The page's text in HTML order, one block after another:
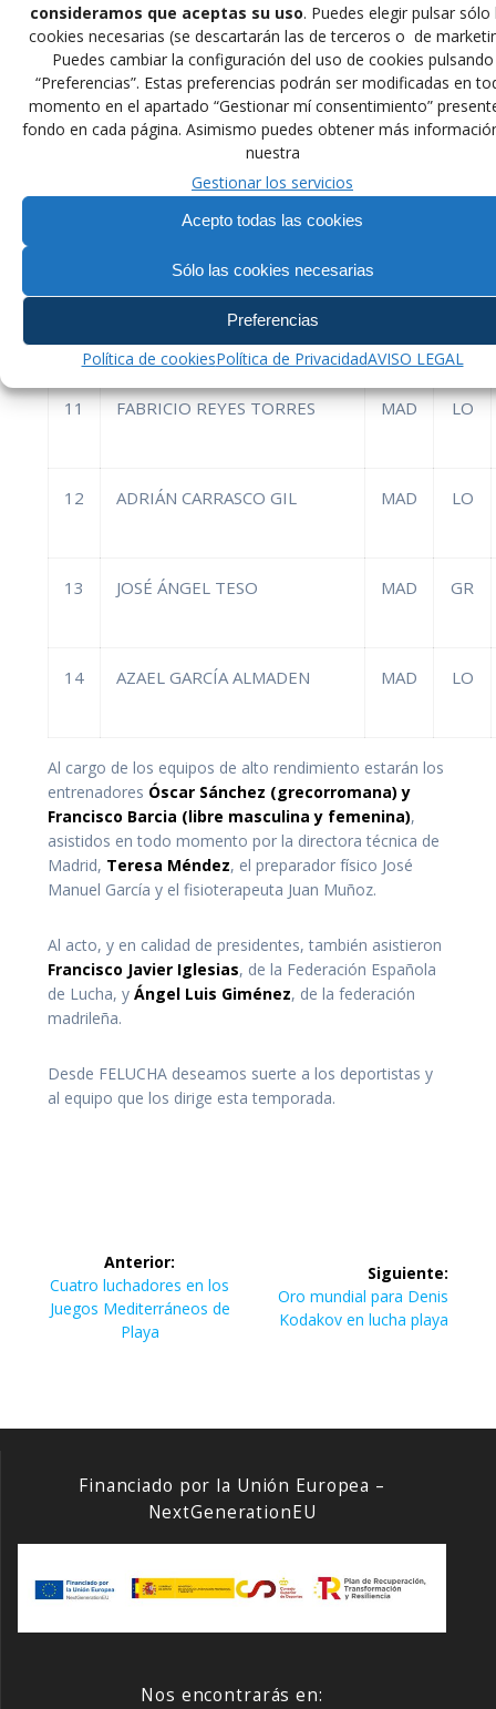
consideramos que aceptas su uso. Puedes elegir pulsar sólo
cookies necesarias (se descartarán las de terceros o de
Puedes cambiar la configuración del uso de cookies pulsando
“Preferencias”. Estas preferencias podrán ser modificadas en
momento en el apartado “Gestionar mí consentimiento”
fondo en cada página. Asimismo puedes obtener más
nuestra
Gestionar los servicios
Acepto todas las cookies
Sólo las cookies necesarias
Preferencias
Política de cookiesPolítica de PrivacidadAVISO LEGAL
7
MANUELA NOGUEROL DE
SOUZA
MAD LF
8 MOHAMED EL KARCHOUH MAD LO
DANIEL CAMPOS
JESÚS RODRÍGUEZ
11 FABRICIO REYES TORRES MAD LO
12 ADRIÁN CARRASCO GIL MAD LO
13 JOSÉ ÁNGEL TESO MAD GR
14 AZAEL GARCÍA ALMADEN MAD LO
Al cargo de los equipos de alto rendimiento estarán los
entrenadores Óscar Sánchez (grecorromana) y
Francisco Barcia (libre masculina y femenina),
asistidos en todo momento por la directora técnica de
Madrid, Teresa Méndez, el preparador físico José
Manuel García y el fisioterapeuta Juan Muñoz.
Al acto, y en calidad de presidentes, también asistieron
Francisco Javier Iglesias, de la Federación Española
de Lucha, y Ángel Luis Giménez, de la federación
madrileña.
Desde FELUCHA deseamos suerte a los deportistas y
al equipo que los dirige esta temporada.
Navegación
de
entradas
Anterior:
Entrada
anterior:
Cuatro luchadores en los
Juegos Mediterráneos de
Playa
Siguiente:
Siguiente
entrada:
Oro mundial para Denis
Kodakov en lucha playa
Financiado por la Unión Europea –
NextGenerationEU
Nos encontrarás en: